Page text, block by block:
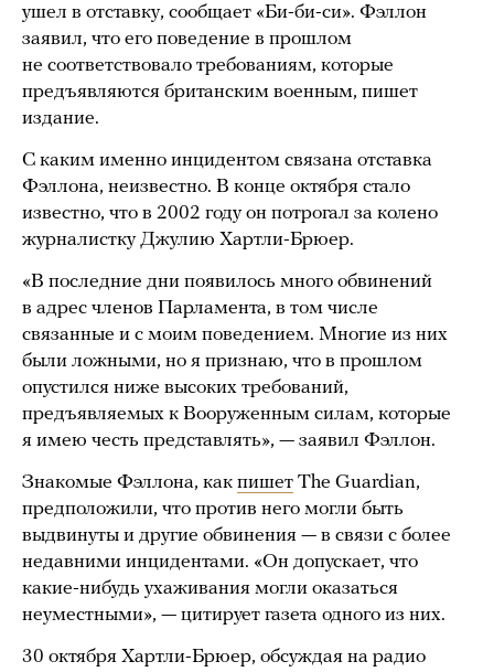
ушел в отставку, сообщает «Би-би-си». Фэллон
заявил, что его поведение в прошлом
не соответствовало требованиям, которые
предъявляются британским военным, пишет
издание.
С каким именно инцидентом связана отставка
Фэллона, неизвестно. В конце октября стало
известно, что в 2002 году он потрогал за колено
журналистку Джулию Хартли-Брюер.
«В последние дни появилось много обвинений
в адрес членов Парламента, в том числе
связанные и с моим поведением. Многие из них
были ложными, но я признаю, что в прошлом
опустился ниже высоких требований,
предъявляемых к Вооруженным силам, которые
я имею честь представлять», — заявил Фэллон.
Знакомые Фэллона, как пишет The Guardian,
предположили, что против него могли быть
выдвинуты и другие обвинения — в связи с более
недавними инцидентами. «Он допускает, что
какие-нибудь ухаживания могли оказаться
неуместными», — цитирует газета одного из них.
30 октября Хартли-Брюер, обсуждая на радио